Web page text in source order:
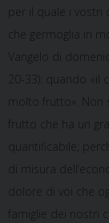
per il quale i vostri
che germoglia in
Vangelo di
20-33): quando
molto frutto». Non
frutto che ha un
quantificabile;
di misura
dolore di voi che
famiglie dei nostri